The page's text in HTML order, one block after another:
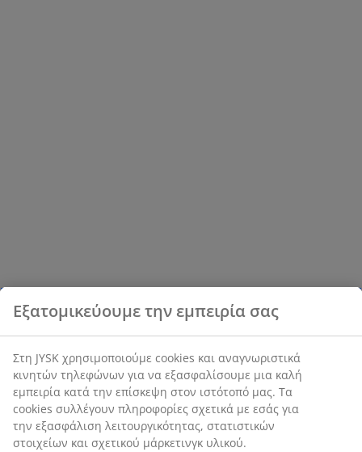
Εξατομικεύουμε την εμπειρία σας
Στη JYSK χρησιμοποιούμε cookies και αναγνωριστικά
κινητών τηλεφώνων για να εξασφαλίσουμε μια καλή
εμπειρία κατά την επίσκεψη στον ιστότοπό μας. Τα
cookies συλλέγουν πληροφορίες σχετικά με εσάς για
την εξασφάλιση λειτουργικότητας, στατιστικών
στοιχείων και σχετικού μάρκετινγκ υλικού.